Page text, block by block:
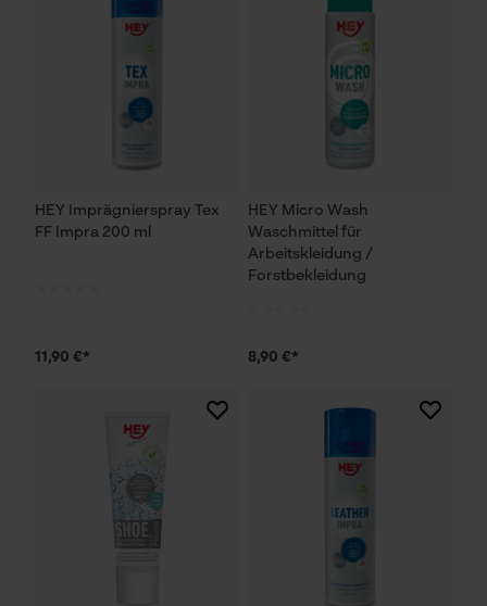
HEY Imprägnierspray Tex
FF Impra 200 ml
11,90 €*
HEY Micro Wash
Waschmittel für
Arbeitskleidung /
Forstbekleidung
8,90 €*